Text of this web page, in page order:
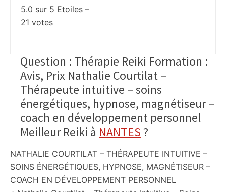
5.0 sur 5 Etoiles –
21 votes
Question : Thérapie Reiki Formation :
Avis, Prix Nathalie Courtilat –
Thérapeute intuitive – soins
énergétiques, hypnose, magnétiseur –
coach en développement personnel
Meilleur Reiki à NANTES ?
NATHALIE COURTILAT – THÉRAPEUTE INTUITIVE –
SOINS ÉNERGÉTIQUES, HYPNOSE, MAGNÉTISEUR –
COACH EN DÉVELOPPEMENT PERSONNEL